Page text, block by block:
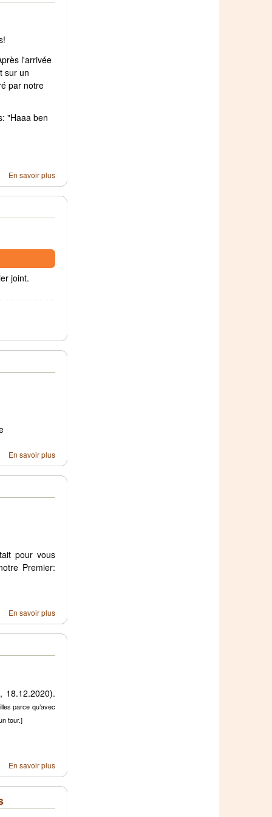
l'arrivée
sur un
par notre
"Haaa ben
En savoir plus
joint.
En savoir plus
pour vous
Premier:
En savoir plus
18.12.2020).
parce qu’avec
tour.]
En savoir plus